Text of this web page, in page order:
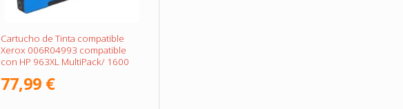
Cartucho de Tinta compatible
Xerox 006R04993 compatible
con HP 963XL MultiPack/ 1600
Amarillo
77,99 €